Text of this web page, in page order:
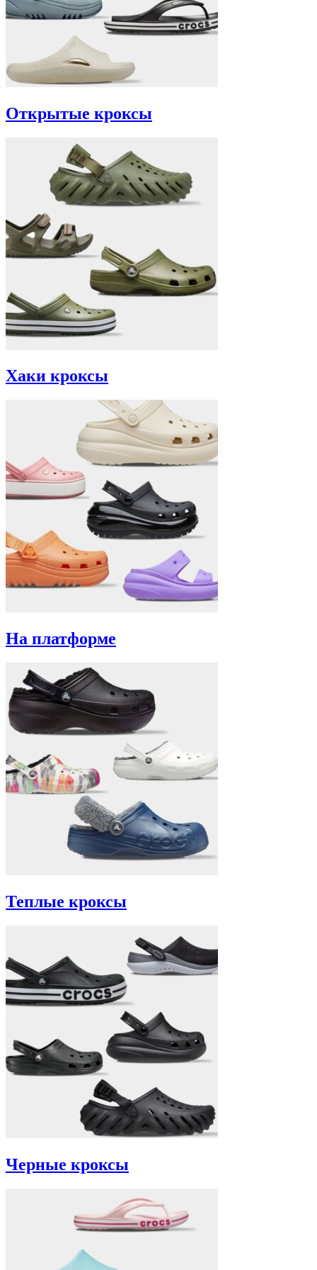
Открытые кроксы
Хаки кроксы
На платформе
Теплые кроксы
Черные кроксы